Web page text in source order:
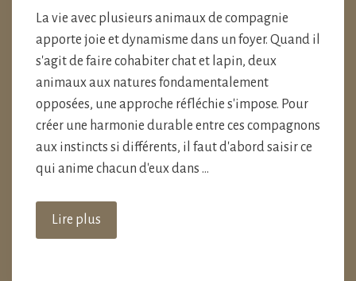
La vie avec plusieurs animaux de compagnie
apporte joie et dynamisme dans un foyer. Quand il
s'agit de faire cohabiter chat et lapin, deux
animaux aux natures fondamentalement
opposées, une approche réfléchie s'impose. Pour
créer une harmonie durable entre ces compagnons
aux instincts si différents, il faut d'abord saisir ce
qui anime chacun d'eux dans …
Lire plus